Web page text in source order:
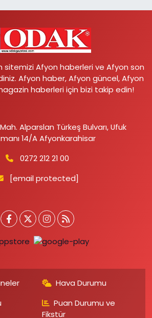
Afyon haberleri ve Afyon son
Afyon haber, Afyon güncel, Afyon
haberleri için bizi takip edin!
Alparslan Türkeş Bulvarı, Ufuk
14/A Afyonkarahisar
0272 212 21 00
[email protected]
Hava Durumu
Puan Durumu ve
Fikstür